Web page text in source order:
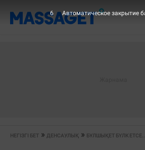
НЕГІЗГІ БЕТ ДЕНСАУЛЫҚ БҰЛШЫҚЕТ БҮЛК ЕТСЕ...
6 Автоматическое закрытие